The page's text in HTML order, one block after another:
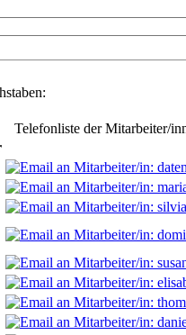
Telefonliste der Mitarbeiter/